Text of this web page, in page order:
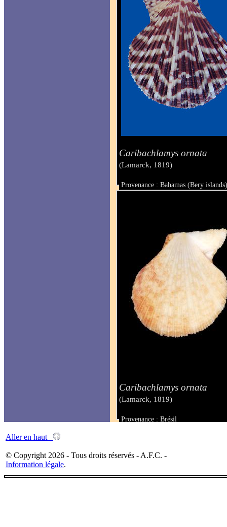
Caribachlamys ornata
(Lamarck, 1819)
Provenance : Bahamas (Bery
Taille : 27 x 22 mm
Caribachlamys ornata
(Lamarck, 1819)
Provenance : Brésil
Aller en haut
© Copyright 2026 - Tous droits réservés - A.F.C. -
Information légale.